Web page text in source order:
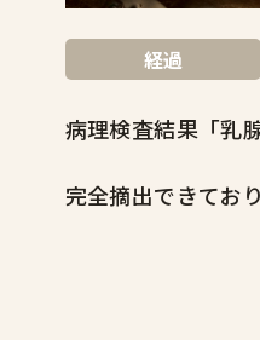
経過
病理検査結果「乳
完全摘出できてお